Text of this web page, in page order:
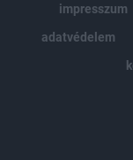
impresszum
adatvédelem